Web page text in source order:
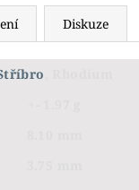
Diskuze